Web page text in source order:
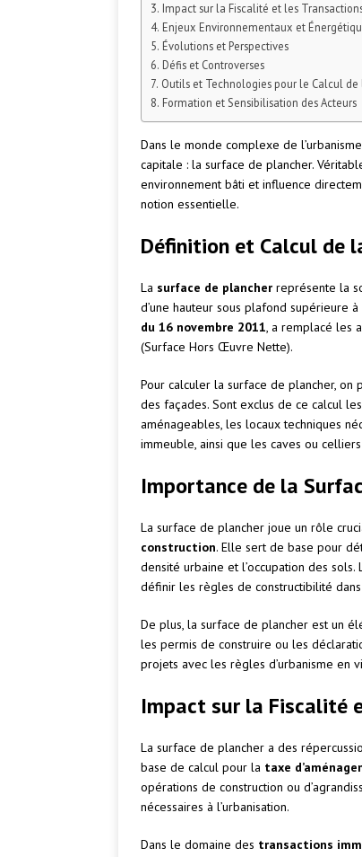
Impact sur la Fiscalité et les
Enjeux Environnementaux et
Évolutions et Perspectives
Défis et Controverses
Outils et Technologies pour le Calcul de
Formation et Sensibilisation des Acteurs
Dans le monde complexe de
capitale : la surface de plancher.
environnement bâti et influence
notion essentielle.
Définition et Calcul de
La surface de plancher représente la
d’une hauteur sous plafond supérieure
du 16 novembre 2011, a remplacé les
(Surface Hors Œuvre Nette).
Pour calculer la surface de plancher,
des façades. Sont exclus de ce calcul
aménageables, les locaux techniques
immeuble, ainsi que les caves ou
Importance de la
La surface de plancher joue un rôle
construction. Elle sert de base pour
densité urbaine et l’occupation des sols.
définir les règles de constructibilité
De plus, la surface de plancher est un
les permis de construire ou les
projets avec les règles d’urbanisme en
Impact sur la Fiscalité
La surface de plancher a des
base de calcul pour la taxe
opérations de construction ou
nécessaires à l’urbanisation.
Dans le domaine des transactions